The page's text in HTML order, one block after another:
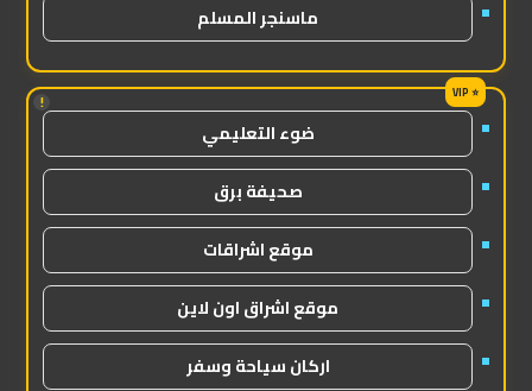
ماسنجر المسلم
!
ضوء التعليمي
صحيفة برق
موقع اشراقات
موقع اشراق اون لاين
اركان سياحة وسفر